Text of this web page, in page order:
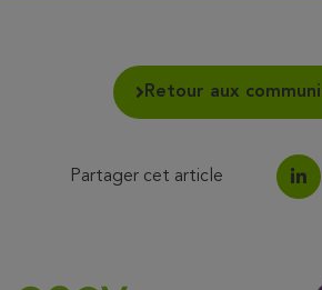
Retour aux
Partager cet article